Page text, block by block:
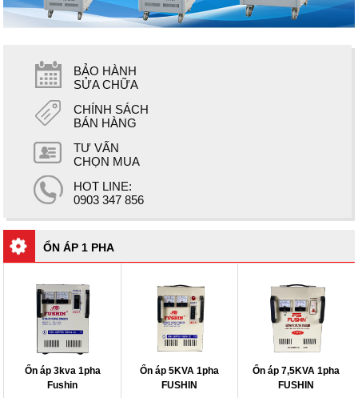
BẢO HÀNH
SỬA CHỮA
CHÍNH SÁCH
BÁN HÀNG
TƯ VẤN
CHỌN MUA
HOT LINE:
0903 347 856
ỔN ÁP 1 PHA
Ổn áp 3kva 1pha
Fushin
Ổn áp 5KVA 1pha
FUSHIN
Ổn áp 7,5KVA 1pha
FUSHIN